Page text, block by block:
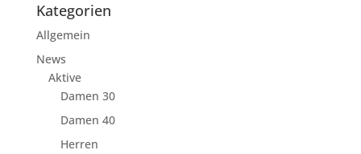
Kategorien
Allgemein
News
Aktive
Damen 30
Damen 40
Herren